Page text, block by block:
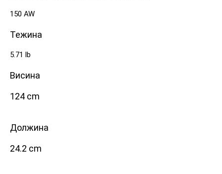
150 AW
Тежина
5.71 lb
Висина
124 cm
Должина
24.2 cm